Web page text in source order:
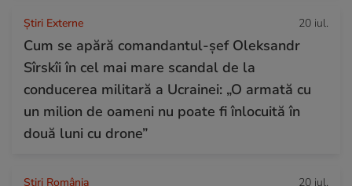
Știri Externe 20 iul.
Cum se apără comandantul-șef Oleksandr
Sîrskîi în cel mai mare scandal de la
conducerea militară a Ucrainei: „O armată cu
un milion de oameni nu poate fi înlocuită în
două luni cu drone”
Știri România 20 iul.